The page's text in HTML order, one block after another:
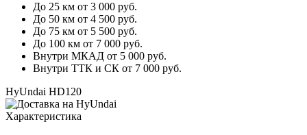
До 25 км от 3 000 руб.
До 50 км от 4 500 руб.
До 75 км от 5 500 руб.
До 100 км от 7 000 руб.
Внутри МКАД от 5 000 руб.
Внутри ТТК и СК от 7 000 руб.
HyUndai HD120
Характеристика